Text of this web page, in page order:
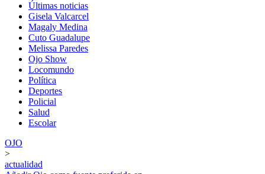
Últimas noticias
Gisela Valcarcel
Magaly Medina
Cuto Guadalupe
Melissa Paredes
Ojo Show
Locomundo
Política
Deportes
Policial
Salud
Escolar
OJO
>
actualidad